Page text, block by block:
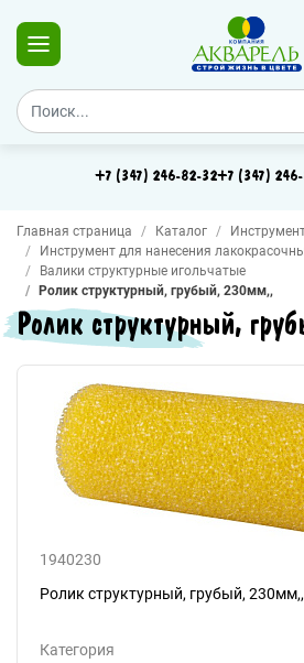
+7 (347) 246-82-32+7 (347)
Главная страница Каталог
Инструмент для нанесения
Валики структурные игольчатые
Ролик структурный, грубый, 230мм,,
Ролик структурный,
1940230
Ролик структурный, грубый, 230мм,,
Категория